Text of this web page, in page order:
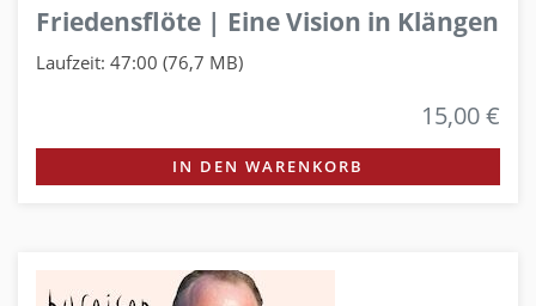
Friedensflöte | Eine Vision in Klängen
Laufzeit: 47:00 (76,7 MB)
15,00 €
IN DEN WARENKORB